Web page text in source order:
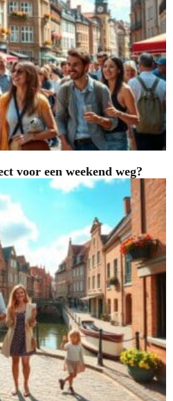
voor een weekend weg?